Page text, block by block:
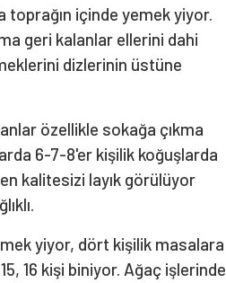
toprağın içinde yemek yiyor.
geri kalanlar ellerini dahi
dizlerinin üstüne
özellikle sokağa çıkma
6-7-8'er kişilik koğuşlarda
kalitesizi layık görülüyor
yiyor, dört kişilik masalara
16 kişi biniyor. Ağaç işlerinde